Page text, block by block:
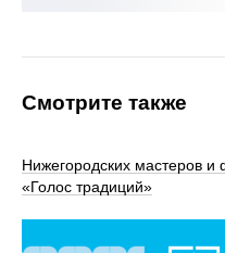
Смотрите также
Нижегородских мастеров и
«Голос традиций»